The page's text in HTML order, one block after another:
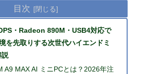
目次
・Radeon 890M・USB4対応で
を先取りする次世代ハイエンドミ
説
A9 MAX AI ミニPCとは？2026年注